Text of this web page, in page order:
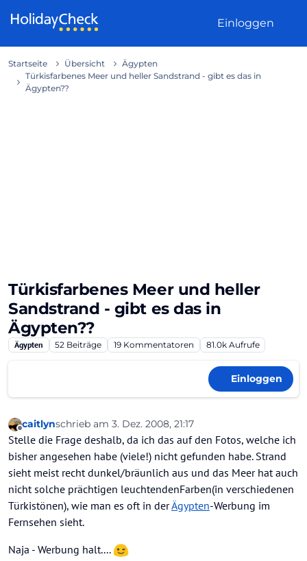
Einloggen
Startseite Übersicht
Ägypten
Türkisfarbenes Meer und heller Sandstrand - gibt es das in
Ägypten??
Türkisfarbenes Meer und heller
Sandstrand - gibt es das in
Ägypten??
Ägypten 52 Beiträge 19 Kommentatoren 81.0k Aufrufe
Einloggen
Offline
caitlynschrieb am 3. Dez. 2008, 21:17
zuletzt editiert von
Stelle die Frage deshalb, da ich das auf den Fotos, welche ich
bisher angesehen habe (viele!) nicht gefunden habe. Strand
sieht meist recht dunkel/bräunlich aus und das Meer hat auch
nicht solche prächtigen leuchtendenFarben(in verschiedenen
Türkistönen), wie man es oft in derÄgypten-Werbung im
Fernsehen sieht.
Naja - Werbung halt....